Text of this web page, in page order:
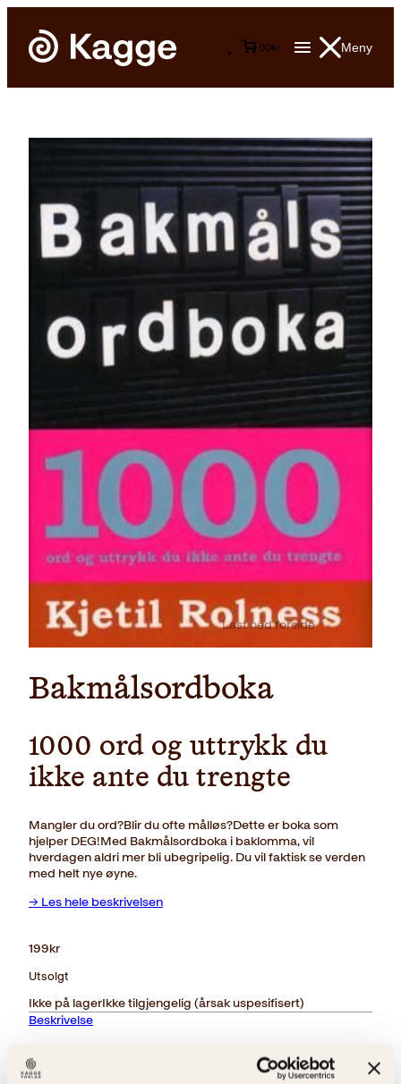
Meny
00kr
Last ned forside
Bakmålsordboka
1000 ord og uttrykk du
ikke ante du trengte
Mangler du ord?Blir du ofte målløs?Dette er boka som
hjelper DEG!Med Bakmålsordboka i baklomma, vil
hverdagen aldri mer bli ubegripelig. Du vil faktisk se verden
med helt nye øyne.
→ Les hele beskrivelsen
199kr
Utsolgt
Ikke på lagerIkke tilgjengelig (årsak uspesifisert)
Beskrivelse
Ekstra detaljer